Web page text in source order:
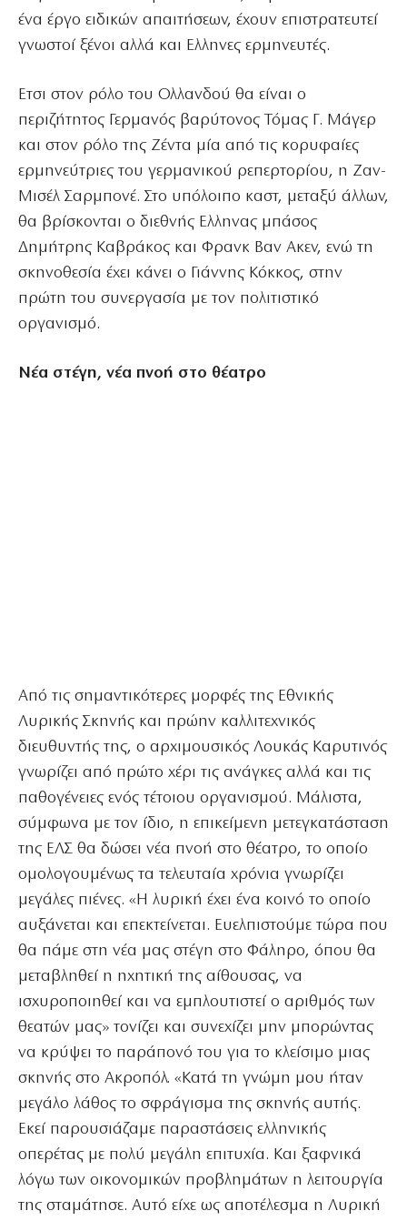
ένα έργο ειδικών απαιτήσεων, έχουν επιστρατευτεί
γνωστοί ξένοι αλλά και Ελληνες ερμηνευτές.
Ετσι στον ρόλο του Ολλανδού θα είναι ο
περιζήτητος Γερμανός βαρύτονος Τόμας Γ. Μάγερ
και στον ρόλο της Ζέντα μία από τις κορυφαίες
ερμηνεύτριες του γερμανικού ρεπερτορίου, η Ζαν-
Μισέλ Σαρμπονέ. Στο υπόλοιπο καστ, μεταξύ άλλων,
θα βρίσκονται ο διεθνής Ελληνας μπάσος
Δημήτρης Καβράκος και Φρανκ Βαν Ακεν, ενώ τη
σκηνοθεσία έχει κάνει ο Γιάννης Κόκκος, στην
πρώτη του συνεργασία με τον πολιτιστικό
οργανισμό.
Νέα στέγη, νέα πνοή στο θέατρο
Από τις σημαντικότερες μορφές της Εθνικής
Λυρικής Σκηνής και πρώην καλλιτεχνικός
διευθυντής της, ο αρχιμουσικός Λουκάς Καρυτινός
γνωρίζει από πρώτο χέρι τις ανάγκες αλλά και τις
παθογένειες ενός τέτοιου οργανισμού. Μάλιστα,
σύμφωνα με τον ίδιο, η επικείμενη μετεγκατάσταση
της ΕΛΣ θα δώσει νέα πνοή στο θέατρο, το οποίο
ομολογουμένως τα τελευταία χρόνια γνωρίζει
μεγάλες πιένες. «Η λυρική έχει ένα κοινό το οποίο
αυξάνεται και επεκτείνεται. Ευελπιστούμε τώρα που
θα πάμε στη νέα μας στέγη στο Φάληρο, όπου θα
μεταβληθεί η ηχητική της αίθουσας, να
ισχυροποιηθεί και να εμπλουτιστεί ο αριθμός των
θεατών μας» τονίζει και συνεχίζει μην μπορώντας
να κρύψει το παράπονό του για το κλείσιμο μιας
σκηνής στο Ακροπόλ. «Κατά τη γνώμη μου ήταν
μεγάλο λάθος το σφράγισμα της σκηνής αυτής.
Εκεί παρουσιάζαμε παραστάσεις ελληνικής
οπερέτας με πολύ μεγάλη επιτυχία. Και ξαφνικά
λόγω των οικονομικών προβλημάτων η λειτουργία
της σταμάτησε. Αυτό είχε ως αποτέλεσμα η Λυρική